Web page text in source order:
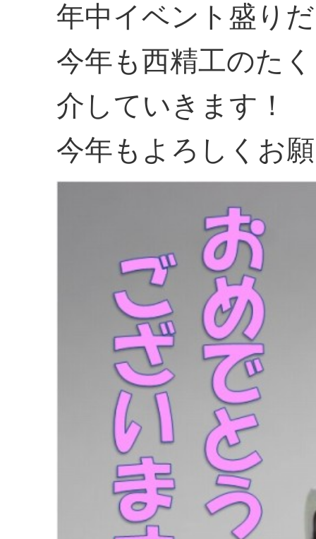
年中イベント盛り
今年も西精工のた
介していきます！
今年もよろしくお